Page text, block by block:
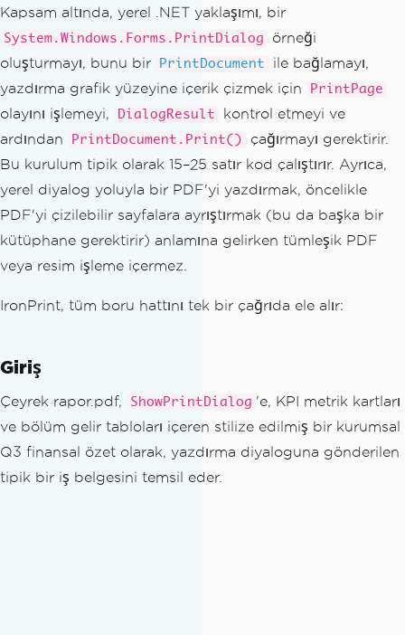
Kapsam altında, yerel .NET yaklaşımı, bir
System.Windows.Forms.PrintDialog
örneği
oluşturmayı, bunu bir
PrintDocument
ile bağlamayı,
yazdırma grafik yüzeyine içerik çizmek için
PrintPage
olayını işlemeyi, DialogResult
kontrol etmeyi ve
ardından
PrintDocument.Print()
çağırmayı gerektirir.
Bu kurulum tipik olarak 15–25 satır kod çalıştırır. Ayrıca,
yerel diyalog yoluyla bir PDF'yi yazdırmak, öncelikle
PDF'yi çizilebilir sayfalara ayrıştırmak (bu da başka bir
kütüphane gerektirir) anlamına gelirken tümleşik PDF
veya resim işleme içermez.
IronPrint, tüm boru hattını tek bir çağrıda ele alır:
Giriş
Çeyrek rapor.pdf, ShowPrintDialog 'e, KPI metrik kartları
ve bölüm gelir tabloları içeren stilize edilmiş bir kurumsal
Q3 finansal özet olarak, yazdırma diyaloguna gönderilen
tipik bir iş belgesini temsil eder.